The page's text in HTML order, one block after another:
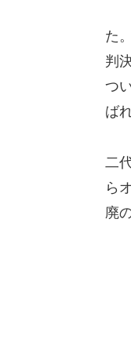
た
判
つ
ば
二
ら
廃